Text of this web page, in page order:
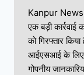
Kanpur News:
एक बड़ी
को गिरफ्तार
आईएसआई के लिए
गोपनीय